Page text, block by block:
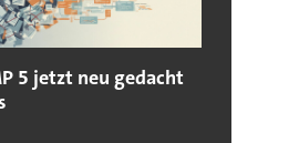
5 jetzt neu gedacht